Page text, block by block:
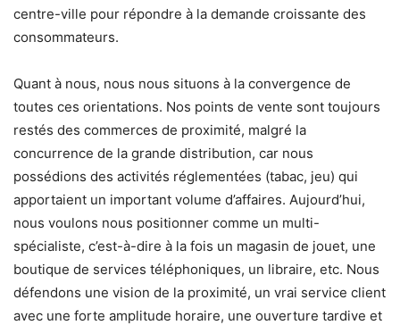
centre-ville pour répondre à la demande croissante des
consommateurs.
Quant à nous, nous nous situons à la convergence de
toutes ces orientations. Nos points de vente sont toujours
restés des commerces de proximité, malgré la
concurrence de la grande distribution, car nous
possédions des activités réglementées (tabac, jeu) qui
apportaient un important volume d’affaires. Aujourd’hui,
nous voulons nous positionner comme un multi-
spécialiste, c’est-à-dire à la fois un magasin de jouet, une
boutique de services téléphoniques, un libraire, etc. Nous
défendons une vision de la proximité, un vrai service client
avec une forte amplitude horaire, une ouverture tardive et